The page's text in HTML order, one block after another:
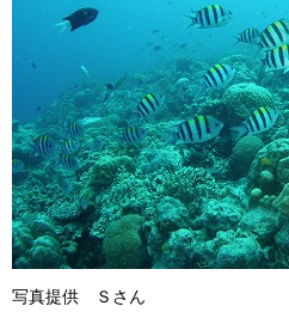
写真提供 Ｓさん